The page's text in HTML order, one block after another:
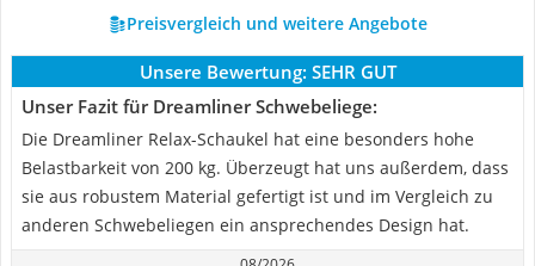
Preisvergleich und weitere Angebote
Unsere Bewertung: SEHR GUT
Unser Fazit für Dreamliner Schwebeliege:
Die Dreamliner Relax-Schaukel hat eine besonders hohe
Belastbarkeit von 200 kg. Überzeugt hat uns außerdem, dass
sie aus robustem Material gefertigt ist und im Vergleich zu
anderen Schwebeliegen ein ansprechendes Design hat.